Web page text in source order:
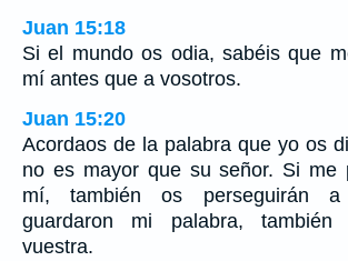
Juan 15:18
Si el mundo os odia, sabéis que
mí antes que a vosotros.
Juan 15:20
Acordaos de la palabra que yo os
no es mayor que su señor. Si me
mí, también os perseguirán
guardaron mi palabra, también
vuestra.